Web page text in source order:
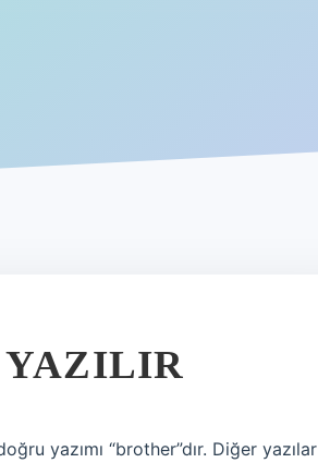
yazımı “brother”dır. Diğer yazılar